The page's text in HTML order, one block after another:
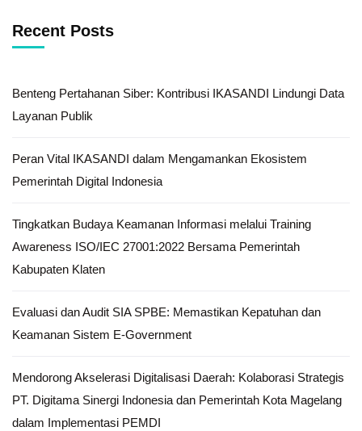
Recent Posts
Benteng Pertahanan Siber: Kontribusi IKASANDI Lindungi Data
Layanan Publik
Peran Vital IKASANDI dalam Mengamankan Ekosistem
Pemerintah Digital Indonesia
Tingkatkan Budaya Keamanan Informasi melalui Training
Awareness ISO/IEC 27001:2022 Bersama Pemerintah
Kabupaten Klaten
Evaluasi dan Audit SIA SPBE: Memastikan Kepatuhan dan
Keamanan Sistem E-Government
Mendorong Akselerasi Digitalisasi Daerah: Kolaborasi Strategis
PT. Digitama Sinergi Indonesia dan Pemerintah Kota Magelang
dalam Implementasi PEMDI